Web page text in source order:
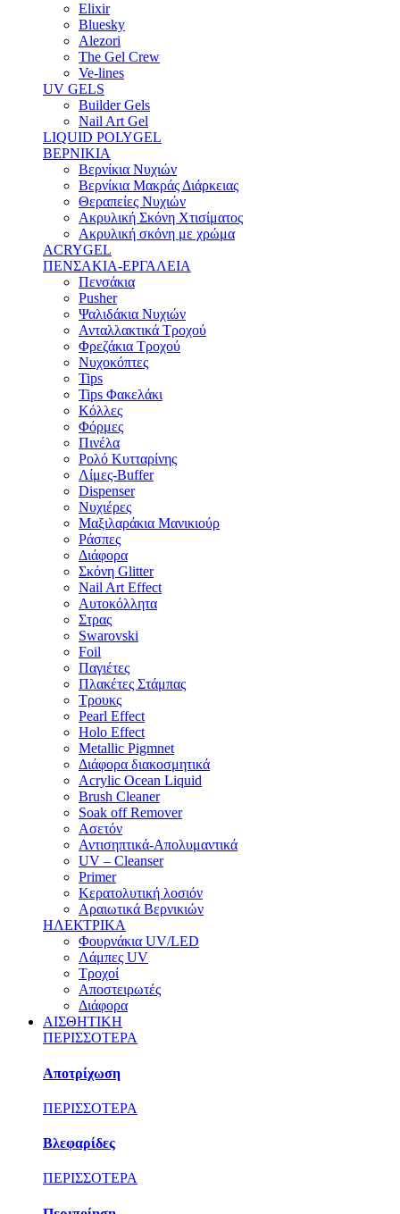
Elixir
Bluesky
Alezori
The Gel Crew
Ve-lines
UV GELS
Builder Gels
Nail Art Gel
LIQUID POLYGEL
ΒΕΡΝΙΚΙΑ
Βερνίκια Νυχιών
Βερνίκια Μακράς Διάρκειας
Θεραπείες Νυχιών
Ακρυλική Σκόνη Χτισίματος
Ακρυλική σκόνη με χρώμα
ACRYGEL
ΠΕΝΣΑΚΙΑ-ΕΡΓΑΛΕΙΑ
Πενσάκια
Pusher
Ψαλιδάκια Νυχιών
Ανταλλακτικά Τροχού
Φρεζάκια Τροχού
Νυχοκόπτες
Tips
Tips Φακελάκι
Κόλλες
Φόρμες
Πινέλα
Ρολό Κυτταρίνης
Λίμες-Buffer
Dispenser
Νυχιέρες
Μαξιλαράκια Μανικιούρ
Ράσπες
Διάφορα
Σκόνη Glitter
Nail Art Effect
Αυτοκόλλητα
Στρας
Swarovski
Foil
Παγιέτες
Πλακέτες Στάμπας
Τρουκς
Pearl Effect
Holo Effect
Metallic Pigmnet
Διάφορα διακοσμητικά
Acrylic Ocean Liquid
Brush Cleaner
Soak off Remover
Ασετόν
Αντισηπτικά-Απολυμαντικά
UV – Cleanser
Primer
Κερατολυτική λοσιόν
Αραιωτικά Βερνικιών
ΗΛΕΚΤΡΙΚΑ
Φουρνάκια UV/LED
Λάμπες UV
Τροχοί
Αποστειρωτές
Διάφορα
ΑΙΣΘΗΤΙΚΗ
ΠΕΡΙΣΣΟΤΕΡΑ
Αποτρίχωση
ΠΕΡΙΣΣΟΤΕΡΑ
Βλεφαρίδες
ΠΕΡΙΣΣΟΤΕΡΑ